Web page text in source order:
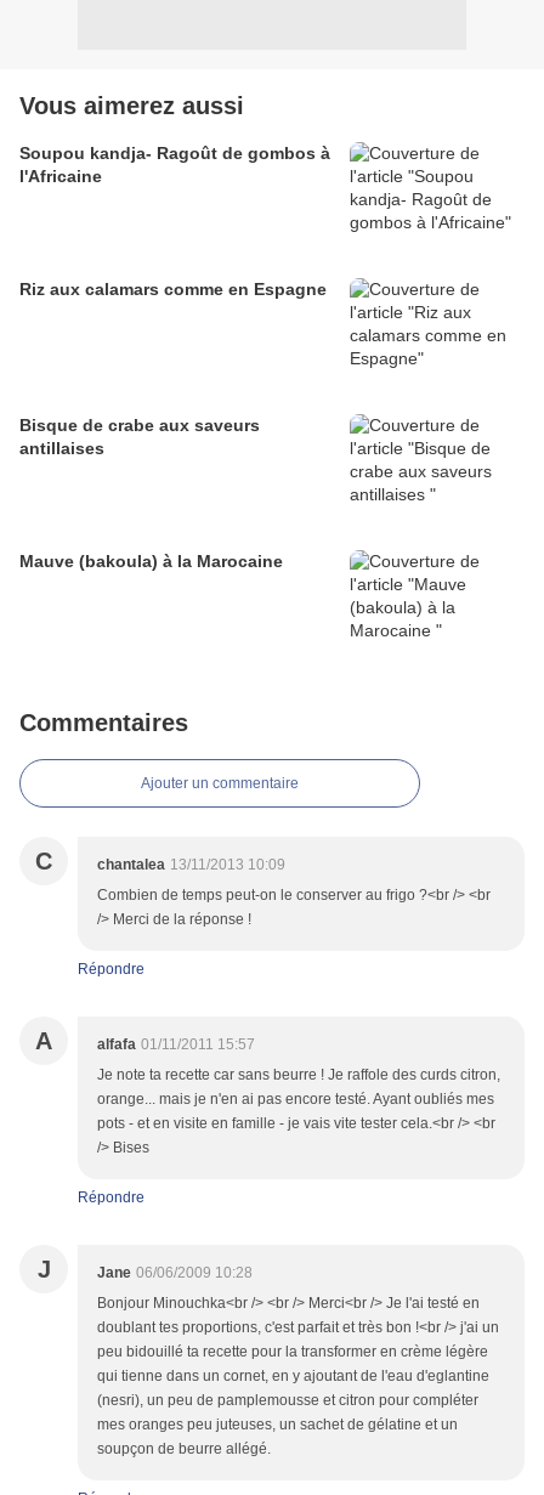
Vous aimerez aussi
Soupou kandja- Ragoût de gombos à
l'Africaine
Riz aux calamars comme en Espagne
Bisque de crabe aux saveurs
antillaises
Mauve (bakoula) à la Marocaine
Commentaires
Ajouter un commentaire
C chantalea 13/11/2013 10:09
Combien de temps peut-on le conserver au frigo ?<br /> <br
/> Merci de la réponse !
Répondre
A alfafa 01/11/2011 15:57
Je note ta recette car sans beurre ! Je raffole des curds citron,
orange... mais je n'en ai pas encore testé. Ayant oubliés mes
pots - et en visite en famille - je vais vite tester cela.<br /> <br
/> Bises
Répondre
J Jane 06/06/2009 10:28
Bonjour Minouchka<br /> <br /> Merci<br /> Je l'ai testé en
doublant tes proportions, c'est parfait et très bon !<br /> j'ai un
peu bidouillé ta recette pour la transformer en crème légère
qui tienne dans un cornet, en y ajoutant de l'eau d'eglantine
(nesri), un peu de pamplemousse et citron pour compléter
mes oranges peu juteuses, un sachet de gélatine et un
soupçon de beurre allégé.